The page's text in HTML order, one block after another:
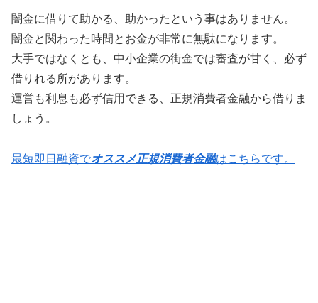
闇金に借りて助かる、助かったという事はありません。
闇金と関わった時間とお金が非常に無駄になります。
大手ではなくとも、中小企業の街金では審査が甘く、必ず
借りれる所があります。
運営も利息も必ず信用できる、正規消費者金融から借りま
しょう。
最短即日融資でオススメ正規消費者金融はこちらです。